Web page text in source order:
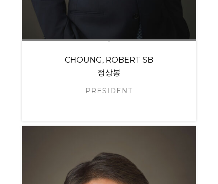
CHOUNG, ROBERT SB
정상봉
PRESIDENT